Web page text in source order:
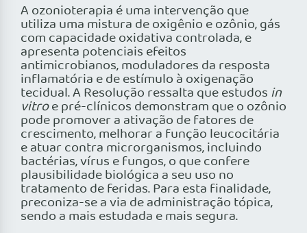
A ozonioterapia é uma intervenção que
utiliza uma mistura de oxigênio e ozônio, gás
com capacidade oxidativa controlada, e
apresenta potenciais efeitos
antimicrobianos, moduladores da resposta
inflamatória e de estímulo à oxigenação
tecidual. A Resolução ressalta que estudos in
vitroe pré-clínicos demonstram que o ozônio
pode promover a ativação de fatores de
crescimento, melhorar a função leucocitária
e atuar contra microrganismos, incluindo
bactérias, vírus e fungos, o que confere
plausibilidade biológica a seu uso no
tratamento de feridas. Para esta finalidade,
preconiza-se a via de administração tópica,
sendo a mais estudada e mais segura.